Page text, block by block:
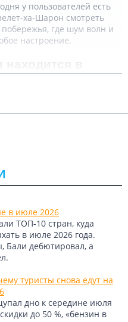
у пользователей есть
ха-Шарон смотреть
где шум волн и
настроение.
считается
и туристы, чтобы
Хаватзелет-ха-Шарон
море здесь
и живописные дюны.
считается пляж Маанао.
где люди любят
береговой линии и
Морской бриз,
создают атмосферу
отдыха.
Хаватзелет-ха-Шарон
жизни и отдыха. В
в июле 2026
ТОП-10 стран, куда
в июле 2026 года.
Бали дебютировал, а
туристы снова едут на
дно к середине июля
до 50 %, «бензин в